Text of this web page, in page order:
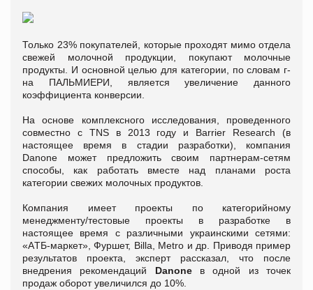
Только 23% покупателей, которые проходят мимо отдела
свежей молочной продукции, покупают молочные
продукты. И основной целью для категории, по словам г-
на ПАЛЬМИЕРИ, является увеличение данного
коэффициента конверсии.
На основе комплексного исследования, проведенного
совместно с TNS в 2013 году и Barrier Research (в
настоящее время в стадии разработки), компания
Danone может предложить своим партнерам-сетям
способы, как работать вместе над планами роста
категории свежих молочных продуктов.
Компания имеет проекты по категорийному
менеджменту/тестовые проекты в разработке в
настоящее время с различными украинскими сетями:
«AТБ-маркет», Фуршет, Billa, Metro и др. Приводя пример
результатов проекта, эксперт рассказал, что после
внедрения рекомендаций Danoneв одной из точек
продаж оборот увеличился до 10%.